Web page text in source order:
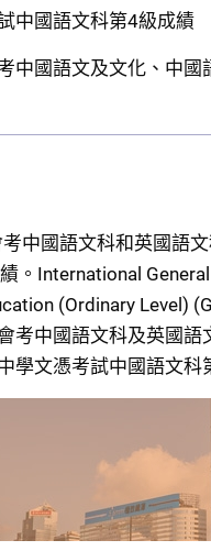
中國語文科第4級成績
中國語文及文化、中
中國語文科和英國語
。International
(Ordinary Level)
考中國語文科及英國
學文憑考試中國語文科